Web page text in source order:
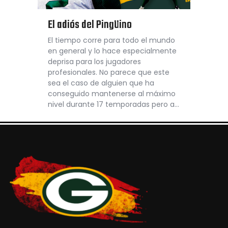
El adiós del Pingüino
El tiempo corre para todo el mundo
en general y lo hace especialmente
deprisa para los jugadores
profesionales. No parece que este
sea el caso de alguien que ha
conseguido mantenerse al máximo
nivel durante 17 temporadas pero a…